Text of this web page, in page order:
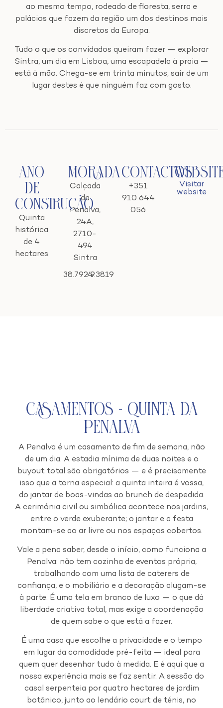
ao mesmo tempo, rodeado de floresta, serra e
palácios que fazem da região um dos destinos mais
discretos da Europa.
Tudo o que os convidados queiram fazer — explorar
Sintra, um dia em Lisboa, uma escapadela à praia —
está à mão. Chega-se em trinta minutos; sair de um
lugar destes é que ninguém faz com gosto.
Ano
de
Construção
Quinta
histórica
de 4
hectares
Morada
Calçada
da
Penalva,
24A,
2710-
494
Sintra
38.7924-9.3819
Contactos
+351
910 644
056
Visitar
website
Casamentos - Quinta da
Penalva
A Penalva é um casamento de fim de semana, não
de um dia. A estadia mínima de duas noites e o
buyout total são obrigatórios — e é precisamente
isso que a torna especial: a quinta inteira é vossa,
do jantar de boas-vindas ao brunch de despedida.
A cerimónia civil ou simbólica acontece nos jardins,
entre o verde exuberante; o jantar e a festa
montam-se ao ar livre ou nos espaços cobertos.
Vale a pena saber, desde o início, como funciona a
Penalva: não tem cozinha de eventos própria,
trabalhando com uma lista de caterers de
confiança, e o mobiliário e a decoração alugam-se
à parte. É uma tela em branco de luxo — o que dá
liberdade criativa total, mas exige a coordenação
de quem sabe o que está a fazer.
É uma casa que escolhe a privacidade e o tempo
em lugar da comodidade pré-feita — ideal para
quem quer desenhar tudo à medida. E é aqui que a
nossa experiência mais se faz sentir. A sessão do
casal serpenteia por quatro hectares de jardim
botânico, junto ao lendário court de ténis, no